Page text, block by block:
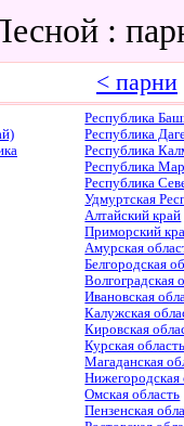
:
< парни
Республика
Республика
Республика
Республика
Республика
Удмуртская
Алтайский край
Приморский
Амурская
Белгородская
Волгоградская
Ивановская
Калужская
Кировская
Курская
Магаданская
Нижегородская
Омская область
Пензенская